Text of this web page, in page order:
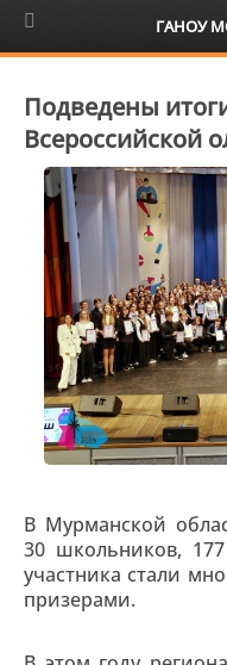
6+
Подведены
Всероссийской
В Мурманской
30 школьников,
участника стали
призерами.
ГАНОУ